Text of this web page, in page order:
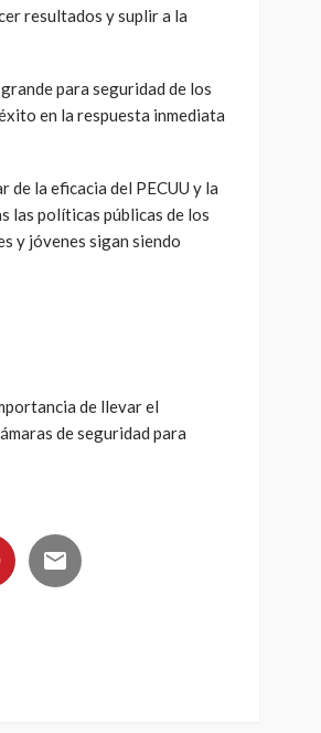
resultados y suplir a la
para seguridad de los
en la respuesta inmediata
de la eficacia del PECUU y la
las políticas públicas de los
y jóvenes sigan siendo
de llevar el
de seguridad para